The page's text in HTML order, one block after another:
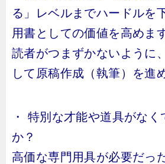
る」レベルまでハードルを
用書としての価値を高めま
読者がつまずかないように
して原稿作成（執筆）を進
・ 特別な才能や道具がな
か？
高価な専門用具が必要だっ